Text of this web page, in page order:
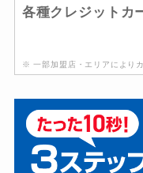
各種クレジットカ
※ 一部加盟店・エリアにより